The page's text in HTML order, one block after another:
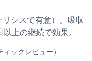
シスで有意）。吸収
上の継続で効果。
ックレビュー）